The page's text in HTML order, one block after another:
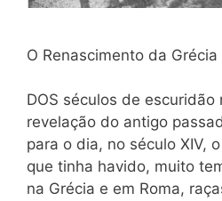
O Renascimento da Grécia
DOS séculos de escuridão
revelação do antigo
para o dia, no século XIV,
que tinha havido, muito
na Grécia e em Roma,